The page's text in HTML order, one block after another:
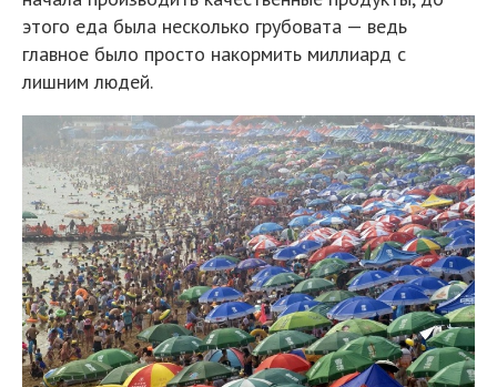
этого еда была несколько грубовата — ведь
главное было просто накормить миллиард с
лишним людей.